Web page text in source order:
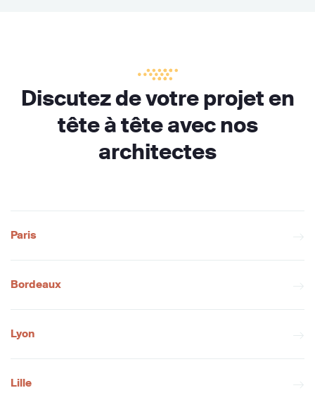
Discutez de votre projet en
tête à tête avec nos
architectes
Paris
Bordeaux
Lyon
Lille